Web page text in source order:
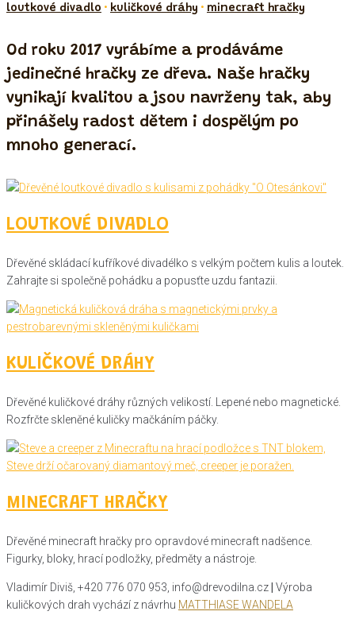
loutkové divadlo • kuličkové dráhy • minecraft hračky
Od roku 2017 vyrábíme a prodáváme
jedinečné hračky ze dřeva. Naše hračky
vynikají kvalitou a jsou navrženy tak, aby
přinášely radost dětem i dospělým po
mnoho generací.
LOUTKOVÉ DIVADLO
Dřevěné skládací kufříkové divadélko s velkým počtem kulis a loutek.
Zahrajte si společně pohádku a popusťte uzdu fantazii.
KULIČKOVÉ DRÁHY
Dřevěné kuličkové dráhy různých velikostí. Lepené nebo magnetické.
Rozfrčte skleněné kuličky mačkáním páčky.
MINECRAFT HRAČKY
Dřevěné minecraft hračky pro opravdové minecraft nadšence.
Figurky, bloky, hrací podložky, předměty a nástroje.
Vladimír Diviš, +420 776 070 953, info@drevodilna.cz Výroba
kuličkových drah vychází z návrhu MATTHIASE WANDELA